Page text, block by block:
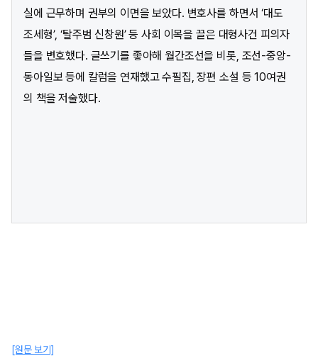
실에 근무하며 권부의 이면을 보았다. 변호사를 하면서 ‘대도
조세형’, ‘탈주범 신창원’ 등 사회 이목을 끌은 대형사건 피의자
들을 변호했다. 글쓰기를 좋아해 월간조선을 비롯, 조선-중앙-
동아일보 등에 칼럼을 연재했고 수필집, 장편 소설 등 10여권
의 책을 저술했다.
[원문 보기]